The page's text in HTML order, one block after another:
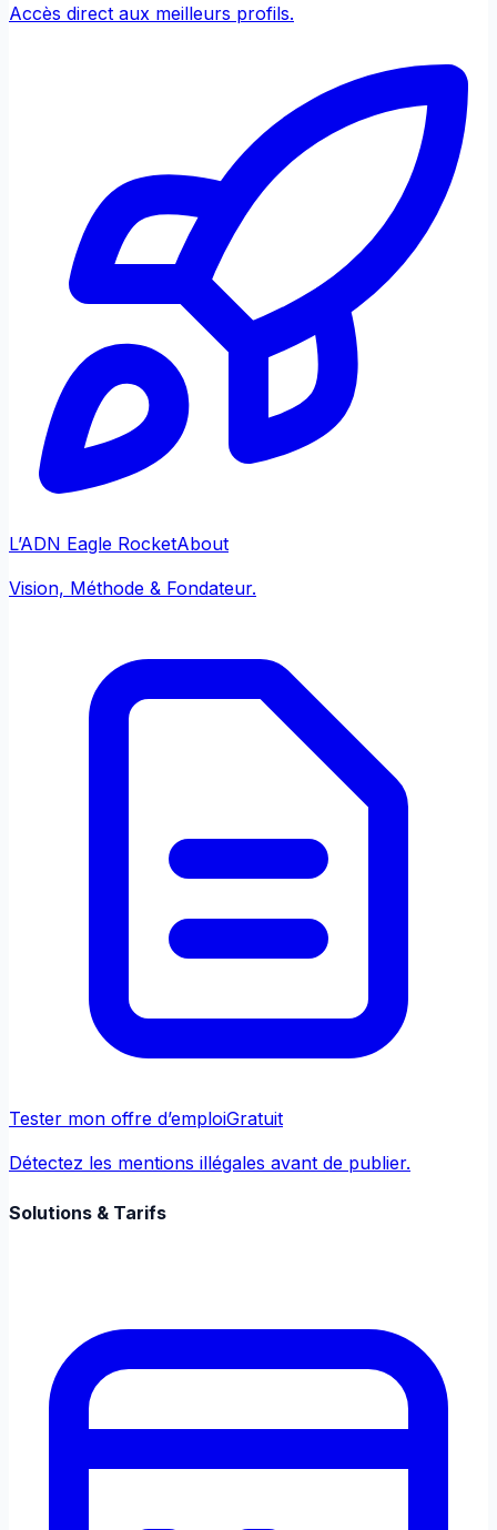
Accès direct aux meilleurs profils.
L’ADN Eagle RocketAbout
Vision, Méthode & Fondateur.
Tester mon offre d’emploiGratuit
Détectez les mentions illégales avant de publier.
Solutions & Tarifs